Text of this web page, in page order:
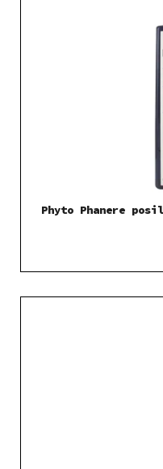
Phyto Phanere